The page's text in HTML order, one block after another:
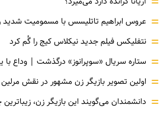
= عروس ابراهیم تاتلیسس با مسمومیت شدید
= نتفلیکس فیلم جدید نیکلاس کیج را گُم کرد
= ستاره سریال «سوپرانوز» درگذشت | وداع
= اولین تصویر بازیگر زن مشهور در نقش مرلین
= دانشمندان می‌گویند این بازیگر زن،